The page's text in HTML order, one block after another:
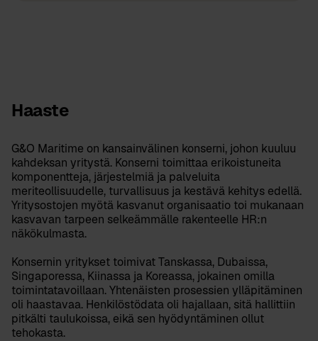
Haaste
G&O Maritime on kansainvälinen konserni, johon kuuluu
kahdeksan yritystä. Konserni toimittaa erikoistuneita
komponentteja, järjestelmiä ja palveluita
meriteollisuudelle, turvallisuus ja kestävä kehitys edellä.
Yritysostojen myötä kasvanut organisaatio toi mukanaan
kasvavan tarpeen selkeämmälle rakenteelle HR:n
näkökulmasta.
Konsernin yritykset toimivat Tanskassa, Dubaissa,
Singaporessa, Kiinassa ja Koreassa, jokainen omilla
toimintatavoillaan. Yhtenäisten prosessien ylläpitäminen
oli haastavaa. Henkilöstödata oli hajallaan, sitä hallittiin
pitkälti taulukoissa, eikä sen hyödyntäminen ollut
tehokasta.